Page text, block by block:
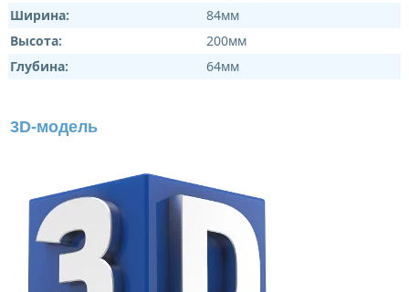
Ширина:
84мм
Высота:
200мм
Глубина:
64мм
3D-модель